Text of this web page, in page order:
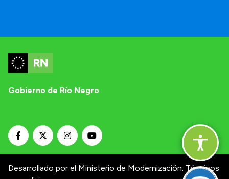
Gobierno de Río Negro
Desarrollado por el Ministerio de Modernización. Términos